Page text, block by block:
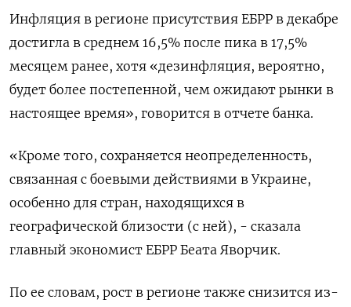
Инфляция в регионе присутствия ЕБРР в декабре
достигла в среднем 16,5% после пика в 17,5%
месяцем ранее, хотя «дезинфляция, вероятно,
будет более постепенной, чем ожидают рынки в
настоящее время», говорится в отчете банка.
«Кроме того, сохраняется неопределенность,
связанная с боевыми действиями в Украине,
особенно для стран, находящихся в
географической близости (с ней), - сказала
главный экономист ЕБРР Беата Яворчик.
По ее словам, рост в регионе также снизится из-